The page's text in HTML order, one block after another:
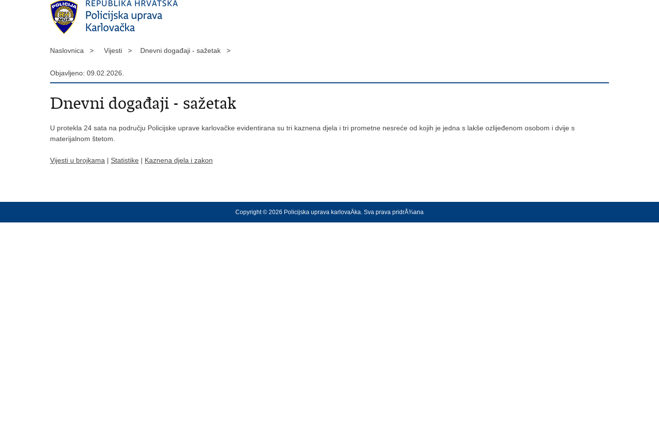
Naslovnica > Vijesti > Dnevni događaji - sažetak >
Objavljeno: 09.02.2026.
Dnevni događaji - sažetak
U protekla 24 sata na području Policijske uprave karlovačke evidentirana su tri kaznena djela i tri prometne nesreće od kojih je jedna s lakše ozlijeđenom osobom i dvije s
materijalnom štetom.
Vijesti u brojkama | Statistike | Kaznena djela i zakon
Copyright © 2026 Policijska uprava karlovaÄka. Sva prava pridrÅ¾ana